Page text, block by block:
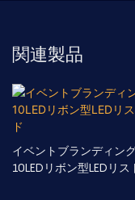
関連製品
イベントブランディン
10LEDリボン型LEDリス